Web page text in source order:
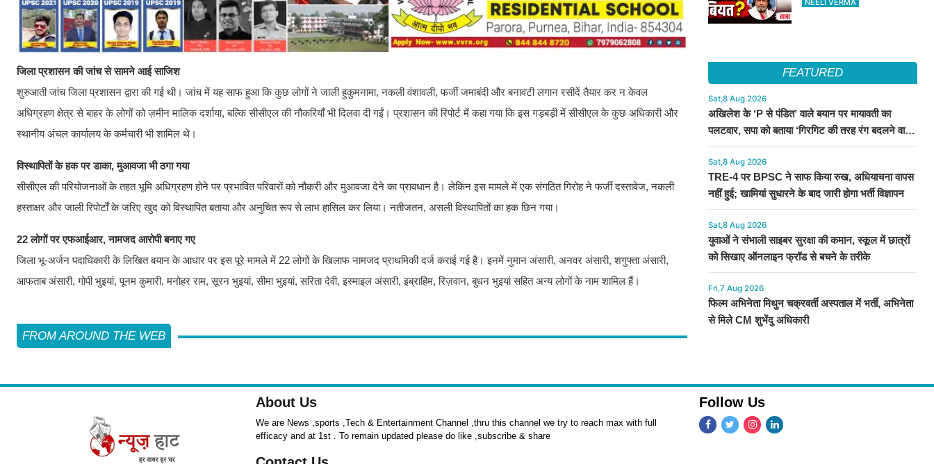
जिला प्रशासन की जांच से सामने आई साजिश
शुरुआती जांच जिला प्रशासन द्वारा की गई थी। जांच में यह साफ हुआ कि कुछ लोगों ने जाली हुकुमनामा, नकली वंशावली, फर्जी जमाबंदी और बनावटी लगान रसीदें तैयार कर न केवल
अधिग्रहण क्षेत्र से बाहर के लोगों को ज़मीन मालिक दर्शाया, बल्कि सीसीएल की नौकरियाँ भी दिलवा दी गईं। प्रशासन की रिपोर्ट में कहा गया कि इस गड़बड़ी में सीसीएल के कुछ अधिकारी और
स्थानीय अंचल कार्यालय के कर्मचारी भी शामिल थे।
विस्थापितों के हक पर डाका, मुआवजा भी ठगा गया
सीसीएल की परियोजनाओं के तहत भूमि अधिग्रहण होने पर प्रभावित परिवारों को नौकरी और मुआवजा देने का प्रावधान है। लेकिन इस मामले में एक संगठित गिरोह ने फर्जी दस्तावेज, नकली
हस्ताक्षर और जाली रिपोर्टों के जरिए खुद को विस्थापित बताया और अनुचित रूप से लाभ हासिल कर लिया। नतीजतन, असली विस्थापितों का हक छिन गया।
22 लोगों पर एफआईआर, नामजद आरोपी बनाए गए
जिला भू-अर्जन पदाधिकारी के लिखित बयान के आधार पर इस पूरे मामले में 22 लोगों के खिलाफ नामजद प्राथमिकी दर्ज कराई गई है। इनमें नुमान अंसारी, अनवर अंसारी, शगुफ्ता अंसारी,
आफताब अंसारी, गोपी भुइयां, पूनम कुमारी, मनोहर राम, सूरन भुइयां, सीमा भुइयां, सरिता देवी, इस्माइल अंसारी, इब्राहिम, रिज़वान, बुधन भुइयां सहित अन्य लोगों के नाम शामिल हैं।
FROM AROUND THE WEB
NEELI VERMA
FEATURED
Sat,8 Aug 2026
अखिलेश के ‘P से पंडित’ वाले बयान पर मायावती का
पलटवार, सपा को बताया ‘गिरगिट की तरह रंग बदलने वाली
पार्टी’
Sat,8 Aug 2026
TRE-4 पर BPSC ने साफ किया रुख, अधियाचना वापस
नहीं हुई; खामियां सुधारने के बाद जारी होगा भर्ती विज्ञापन
Sat,8 Aug 2026
युवाओं ने संभाली साइबर सुरक्षा की कमान, स्कूल में छात्रों
को सिखाए ऑनलाइन फ्रॉड से बचने के तरीके
Fri,7 Aug 2026
फिल्म अभिनेता मिथुन चक्रवर्ती अस्पताल में भर्ती, अभिनेता
से मिले CM शुभेंदु अधिकारी
About Us
We are News ,sports ,Tech & Entertainment Channel ,thru this channel we try to reach max with full
efficacy and at 1st . To remain updated please do like ,subscribe & share
Follow Us